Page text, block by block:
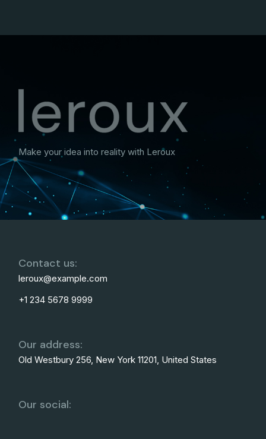
Make your idea into reality with Leroux
Contact us:
leroux@example.com
+1 234 5678 9999
Our address:
Old Westbury 256, New York 11201, United States
Our social: